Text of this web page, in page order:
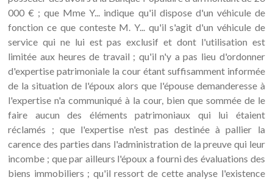
000 € ; que Mme Y... indique qu'il dispose d'un véhicule de
fonction ce que conteste M. Y... qu'il s'agit d'un véhicule de
service qui ne lui est pas exclusif et dont l'utilisation est
limitée aux heures de travail ; qu'il n'y a pas lieu d'ordonner
d'expertise patrimoniale la cour étant suffisamment informée
de la situation de l'époux alors que l'épouse demanderesse à
l'expertise n'a communiqué à la cour, bien que sommée de le
faire aucun des éléments patrimoniaux qui lui étaient
réclamés ; que l'expertise n'est pas destinée à pallier la
carence des parties dans l'administration de la preuve qui leur
incombe ; que par ailleurs l'époux a fourni des évaluations des
biens immobiliers ; qu'il ressort de cette analyse l'existence